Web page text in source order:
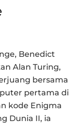
Benedict
Alan Turing,
bersama
pertama di
kode Enigma
Dunia II, ia